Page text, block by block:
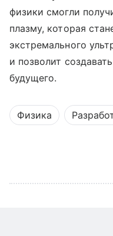
физики смогли
плазму, которая
экстремального
и позволит
будущего.
Физика